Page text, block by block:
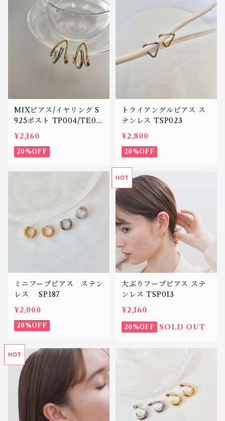
MIXピアス/イヤリング S
925ポスト TP004/TE00
4
¥2,160
20%OFF
トライアングルピアス ス
テンレス TSP023
¥2,800
20%OFF
ミニフープピアス ステン
レス SP187
¥2,000
20%OFF
大ぶりフープピアス ステ
ンレス TSP013
¥2,160
20%OFF SOLD OUT